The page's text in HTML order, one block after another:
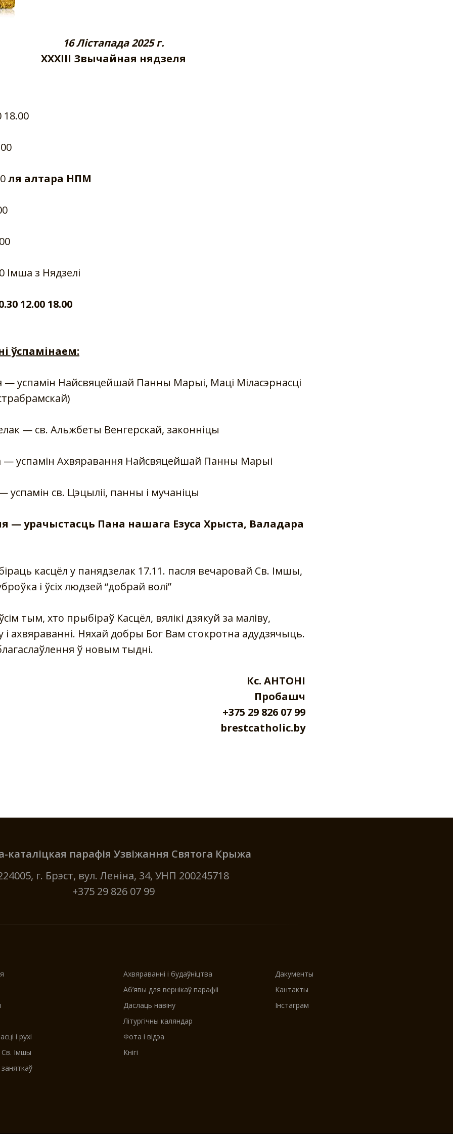
16 Лістапада 2025 г.
XXXIII Звычайная нядзеля
18.00
ля алтара НПМ
Імша з Нядзелі
12.00 18.00
ўспамінаем:
— успамін Найсвяцейшай Панны Марыі, Маці Міласэрнасці
— св. Альжбеты Венгерскай, законніцы
— успамін Ахвяравання Найсвяцейшай Панны Марыі
успамін св. Цэцыліі, панны і мучаніцы
— урачыстасць Пана нашага Езуса Хрыста, Валадара
касцёл у панядзелак 17.11. пасля вечаровай Св. Імшы,
і ўсіх людзей “добрай волі”
тым, хто прыбіраў Касцёл, вялікі дзякуй за маліву,
і ахвяраванні. Няхай добры Бог Вам стокротна адудзячыць.
ў новым тыдні.
Кс. АНТОНІ
Пробашч
+375 29 826 07 99
brestcatholic.by
каталіцкая парафія Узвіжання Святога Крыжа
г. Брэст, вул. Леніна, 34, УНП 200245718
+375 29 826 07 99
і рухі
Св. Імшы
Ахвяраванні і будаўніцтва
Аб’явы для вернікаў парафіі
Даслаць навiну
Літургічны каляндар
Фота і відэа
Кнігі
Дакументы
Кантакты
Інстаграм